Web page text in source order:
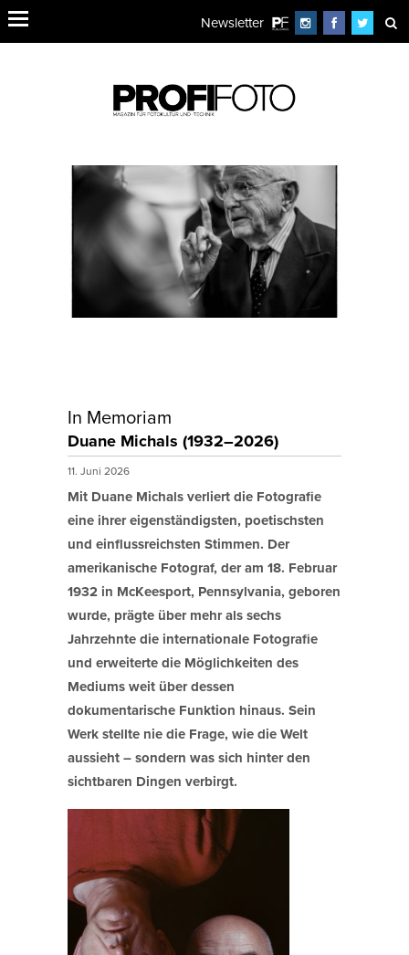
Newsletter
In Memoriam
Duane Michals (1932–2026)
11. Juni 2026
Mit Duane Michals verliert die Fotografie
eine ihrer eigenständigsten, poetischsten
und einflussreichsten Stimmen. Der
amerikanische Fotograf, der am 18. Februar
1932 in McKeesport, Pennsylvania, geboren
wurde, prägte über mehr als sechs
Jahrzehnte die internationale Fotografie
und erweiterte die Möglichkeiten des
Mediums weit über dessen
dokumentarische Funktion hinaus. Sein
Werk stellte nie die Frage, wie die Welt
aussieht – sondern was sich hinter den
sichtbaren Dingen verbirgt.